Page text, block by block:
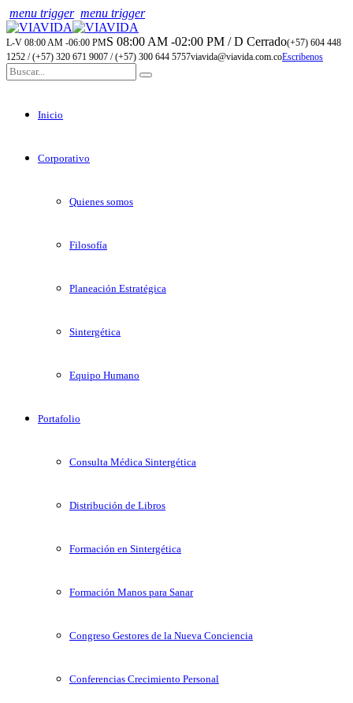
menu trigger menu trigger
L-V 08:00 AM -06:00 PMS 08:00 AM -02:00 PM / D Cerrado(+57) 604 448
1252 / (+57) 320 671 9007 / (+57) 300 644 5757viavida@viavida.com.coEscribenos
Inicio
Corporativo
Quienes somos
Filosofía
Planeación Estratégica
Sintergética
Equipo Humano
Portafolio
Consulta Médica Sintergética
Distribución de Libros
Formación en Sintergética
Formación Manos para Sanar
Congreso Gestores de la Nueva Conciencia
Conferencias Crecimiento Personal